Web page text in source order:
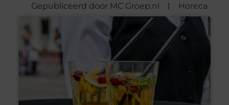
Gepubliceerd door MC Groep.nl Horeca